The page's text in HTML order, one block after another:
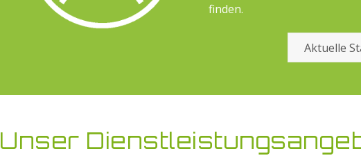
finden.
Aktuelle
Unser